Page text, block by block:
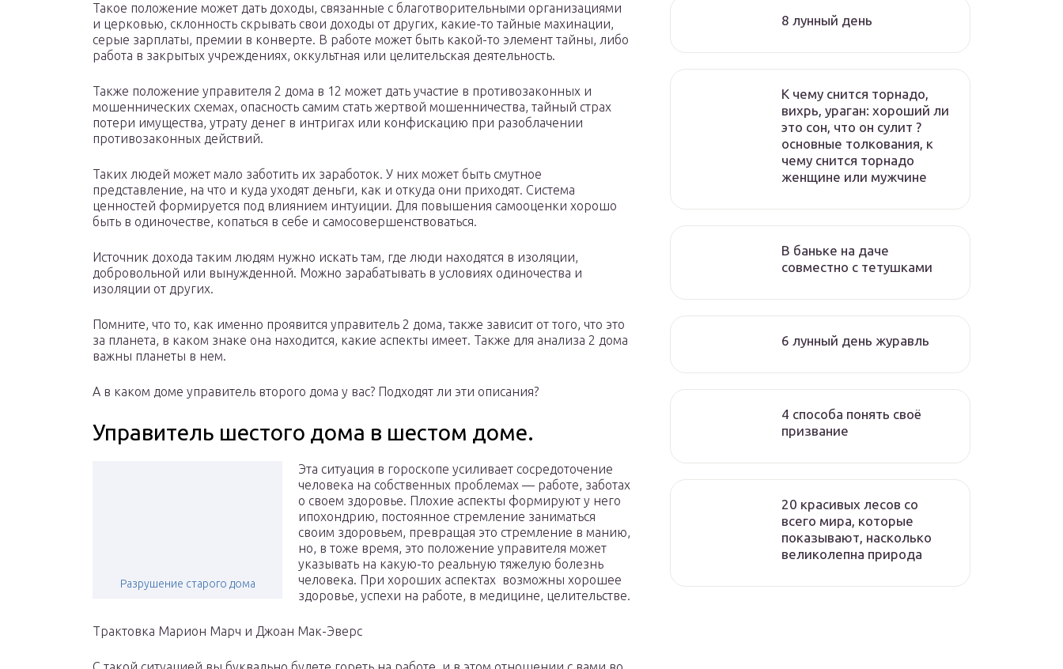
Такое положение может дать доходы, связанные с благотворительными организациями
и церковью, склонность скрывать свои доходы от других, какие-то тайные махинации,
серые зарплаты, премии в конверте. В работе может быть какой-то элемент тайны, либо
работа в закрытых учреждениях, оккультная или целительская деятельность.
Также положение управителя 2 дома в 12 может дать участие в противозаконных и
мошеннических схемах, опасность самим стать жертвой мошенничества, тайный страх
потери имущества, утрату денег в интригах или конфискацию при разоблачении
противозаконных действий.
Таких людей может мало заботить их заработок. У них может быть смутное
представление, на что и куда уходят деньги, как и откуда они приходят. Система
ценностей формируется под влиянием интуиции. Для повышения самооценки хорошо
быть в одиночестве, копаться в себе и самосовершенствоваться.
Источник дохода таким людям нужно искать там, где люди находятся в изоляции,
добровольной или вынужденной. Можно зарабатывать в условиях одиночества и
изоляции от других.
Помните, что то, как именно проявится управитель 2 дома, также зависит от того, что это
за планета, в каком знаке она находится, какие аспекты имеет. Также для анализа 2 дома
важны планеты в нем.
А в каком доме управитель второго дома у вас? Подходят ли эти описания?
Управитель шестого дома в шестом доме.
Разрушение старого дома
Эта ситуация в гороскопе усиливает сосредоточение
человека на собственных проблемах — работе, заботах
о своем здоровье. Плохие аспекты формируют у него
ипохондрию, постоянное стремление заниматься
своим здоровьем, превращая это стремление в манию,
но, в тоже время, это положение управителя может
указывать на какую-то реальную тяжелую болезнь
человека. При хороших аспектах возможны хорошее
здоровье, успехи на работе, в медицине, целительстве.
Трактовка Марион Марч и Джоан Мак-Эверс
8 лунный день
К чему снится торнадо,
вихрь, ураган: хороший ли
это сон, что он сулит ?
основные толкования, к
чему снится торнадо
женщине или мужчине
В баньке на даче
совместно с тетушками
6 лунный день журавль
4 способа понять своё
призвание
20 красивых лесов со
всего мира, которые
показывают, насколько
великолепна природа